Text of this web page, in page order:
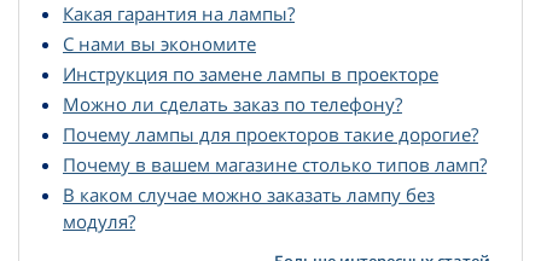
Какая гарантия на лампы?
С нами вы экономите
Инструкция по замене лампы в проекторе
Можно ли сделать заказ по телефону?
Почему лампы для проекторов такие дорогие?
Почему в вашем магазине столько типов ламп?
В каком случае можно заказать лампу без
модуля?